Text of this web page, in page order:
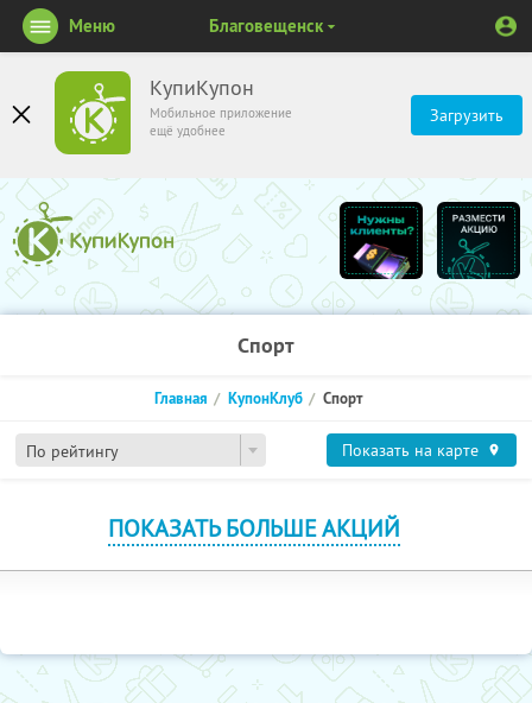
КупиКупон
Мобильное приложение
ещё удобнее
Загрузить
Меню Благовещенск
Спорт
По рейтингу
Главная КупонКлуб Спорт
Показать на карте
ПОКАЗАТЬ БОЛЬШЕ АКЦИЙ